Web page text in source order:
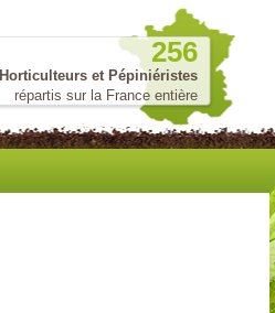
256
Horticulteurs et Pépiniéristes
répartis sur la France entière